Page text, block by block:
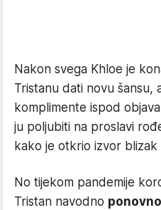
Nakon svega Khloe je
Tristanu dati novu šansu,
komplimente ispod
ju poljubiti na proslavi
kako je otkrio izvor blizak
No tijekom pandemije
Tristan navodno